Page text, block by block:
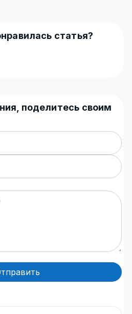
статья?
поделитесь своим